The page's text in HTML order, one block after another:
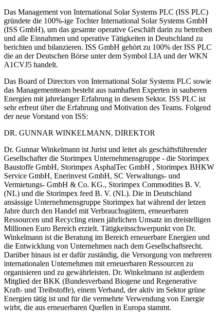
Das Management von International Solar Systems PLC (ISS PLC)
gründete die 100%-ige Tochter International Solar Systems GmbH
(ISS GmbH), um das gesamte operative Geschäft darin zu betreiben
und alle Einnahmen und operative Tätigkeiten in Deutschland zu
berichten und bilanzieren. ISS GmbH gehört zu 100% der ISS PLC
die an der Deutschen Börse unter dem Symbol LIA und der WKN
A1CVJ5 handelt.
Das Board of Directors von International Solar Systems PLC sowie
das Managementteam besteht aus namhaften Experten in sauberen
Energien mit jahrelanger Erfahrung in diesem Sektor. ISS PLC ist
sehr erfreut über die Erfahrung und Motivation des Teams. Folgend
der neue Vorstand von ISS:
DR. GUNNAR WINKELMANN, DIREKTOR
Dr. Gunnar Winkelmann ist Jurist und leitet als geschäftsführender
Gesellschafter die Storimpex Unternehmensgruppe - die Storimpex
Baustoffe GmbH, Storimpex AsphalTec GmbH , Storimpex BHKW
Service GmbH, Enerinvest GmbH, SC Verwaltungs- und
Vermietungs- GmbH & Co. KG., Storimpex Commodities B. V.
(NL) und die Storimpex feed B. V. (NL). Die in Deutschland
ansässige Unternehmensgruppe Storimpex hat während der letzen
Jahre durch den Handel mit Verbrauchsgütern, erneuerbaren
Ressourcen und Recycling einen jährlichen Umsatz im dreistelligen
Millionen Euro Bereich erzielt. Tätigkeitsschwerpunkt von Dr.
Winkelmann ist die Beratung im Bereich erneuerbare Energien und
die Entwicklung von Unternehmen nach dem Gesellschaftsrecht.
Darüber hinaus ist er dafür zuständig, die Versorgung von mehreren
internationalen Unternehmen mit erneuerbaren Ressourcen zu
organisieren und zu gewährleisten. Dr. Winkelmann ist auβerdem
Mitglied der BKK (Bundesverband Biogene und Regenerative
Kraft- und Treibstoffe), einem Verband, der aktiv im Sektor grüne
Energien tätig ist und für die vermehrte Verwendung von Energie
wirbt, die aus erneuerbaren Quellen in Europa stammt.